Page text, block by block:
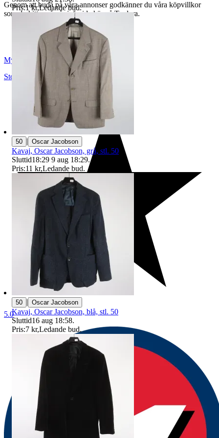
Genom att buda på våra annonser godkänner du våra köpvillkor
som du hittar på vår infosida här på Tradera.
Myrorna
Stockholm , Sverige
5.0
Pris:1 kr,Ledande bud.
50 | Oscar Jacobson
Kavaj, Oscar Jacobson, grå, stl. 50
Sluttid18:29 9 aug 18:29.
Pris:11 kr,Ledande bud.
50 | Oscar Jacobson
Kavaj, Oscar Jacobson, blå, stl. 50
Sluttid16 aug 18:58.
Pris:7 kr,Ledande bud.